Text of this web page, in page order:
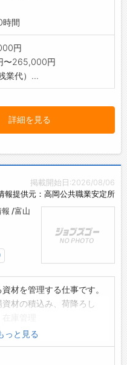
時間
円
〜265,000円
業代）...
詳細を見る
掲載開始日:2026/08/06
報提供元：高岡公共職業安定所
/富山
材を管理する仕事です。
資材の積込み、荷降ろし
用した資材の運搬
、安全管理
り2名で業務を担ってい
っと見る